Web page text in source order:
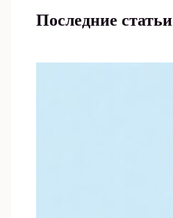
Последние статьи